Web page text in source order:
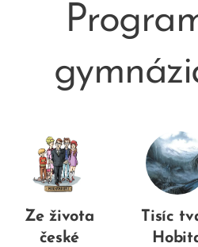
Ze života
české
Tisíc